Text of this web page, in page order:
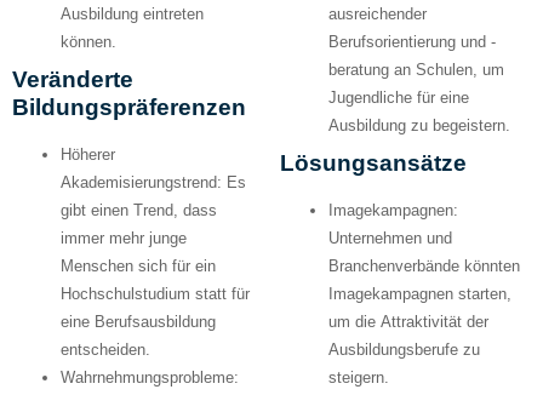
Ausbildung eintreten
können.
Veränderte
Bildungspräferenzen
Höherer
Akademisierungstrend: Es
gibt einen Trend, dass
immer mehr junge
Menschen sich für ein
Hochschulstudium statt für
eine Berufsausbildung
entscheiden.
Wahrnehmungsprobleme:
ausreichender
Berufsorientierung und -
beratung an Schulen, um
Jugendliche für eine
Ausbildung zu begeistern.
Lösungsansätze
Imagekampagnen:
Unternehmen und
Branchenverbände könnten
Imagekampagnen starten,
um die Attraktivität der
Ausbildungsberufe zu
steigern.